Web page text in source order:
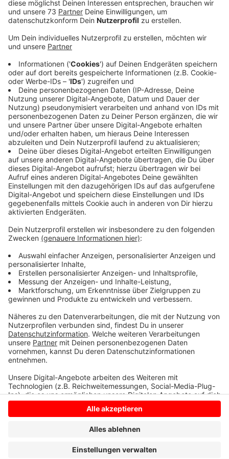
Veröffentlicht:Dienstag, 25.07.2023 15:20
Container soll im Regierungsbezirk "auf
Reise" gehen
Anzeige
Das Land NRW hat 5 mobile Schwimmcontainer
"Narwali" angeschafft, in denen sich Kinder ans Wasser
gewöhnen und erste Schwimmversuche machen
können. Ziel ist es, die Zahl der tödlichen Badeunfälle
zu senken. Auch für den Regierungsbezirk Münster
gibt es einen Schwimmcontainer. Träger sind der TV
Jahn-Rheine und der Kreissportbund Steinfurt.
Kommunen bzw. Kitas und Grundschulen,die Interesse
an dem Schwimmcontainer haben, sollen sich schon
bald bewerben können.
Weitere Infos gibt es hier
Anzeige
Anzeige